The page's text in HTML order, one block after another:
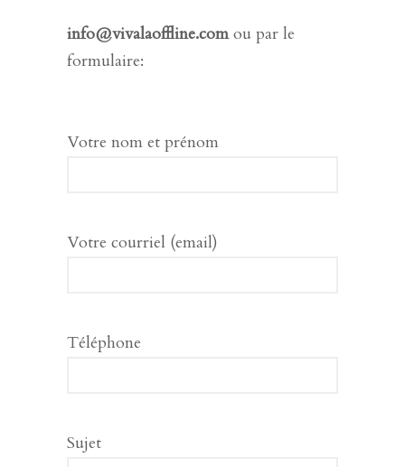
info@vivalaoffline.comou par le
formulaire:
Votre nom et prénom
Votre courriel (email)
Téléphone
Sujet